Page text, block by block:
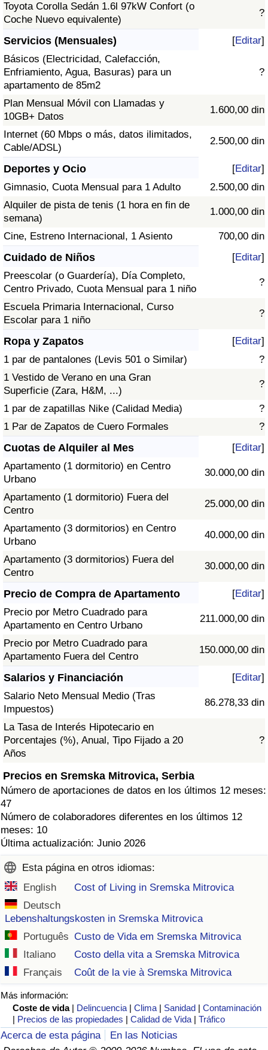
Toyota Corolla Sedán 1.6l 97kW Confort (o
Coche Nuevo equivalente)
?
Servicios (Mensuales) [Editar]
Básicos (Electricidad, Calefacción,
Enfriamiento, Agua, Basuras) para un
apartamento de 85m2
?
Plan Mensual Móvil con Llamadas y
10GB+ Datos
1.600,00 din
Internet (60 Mbps o más, datos ilimitados,
Cable/ADSL)
2.500,00 din
Deportes y Ocio [Editar]
Gimnasio, Cuota Mensual para 1 Adulto
2.500,00 din
Alquiler de pista de tenis (1 hora en fin de
semana)
1.000,00 din
Cine, Estreno Internacional, 1 Asiento 700,00 din
Cuidado de Niños [Editar]
Preescolar (o Guardería), Día Completo,
Centro Privado, Cuota Mensual para 1 niño
?
Escuela Primaria Internacional, Curso
Escolar para 1 niño
?
Ropa y Zapatos [Editar]
1 par de pantalones (Levis 501 o Similar)
?
1 Vestido de Verano en una Gran
Superficie (Zara, H&M, ...)
?
1 par de zapatillas Nike (Calidad Media)
?
1 Par de Zapatos de Cuero Formales
?
Cuotas de Alquiler al Mes [Editar]
Apartamento (1 dormitorio) en Centro
Urbano
30.000,00 din
Apartamento (1 dormitorio) Fuera del
Centro
25.000,00 din
Apartamento (3 dormitorios) en Centro
Urbano
40.000,00 din
Apartamento (3 dormitorios) Fuera del
Centro
30.000,00 din
Precio de Compra de Apartamento [Editar]
Precio por Metro Cuadrado para
Apartamento en Centro Urbano
211.000,00 din
Precio por Metro Cuadrado para
Apartamento Fuera del Centro
150.000,00 din
Salarios y Financiación [Editar]
Salario Neto Mensual Medio (Tras
Impuestos)
86.278,33 din
La Tasa de Interés Hipotecario en
Porcentajes (%), Anual, Tipo Fijado a 20
Años
?
Precios en Sremska Mitrovica, Serbia
Número de aportaciones de datos en los últimos 12 meses:
47
Número de colaboradores diferentes en los últimos 12
meses: 10
Última actualización: Junio 2026
Esta página en otros idiomas:
English
Cost of Living in Sremska Mitrovica
Deutsch
Lebenshaltungskosten in Sremska Mitrovica
Português Custo de Vida em Sremska Mitrovica
Italiano
Costo della vita a Sremska Mitrovica
Français
Coût de la vie à Sremska Mitrovica
Más información:
Coste de vida | Delincuencia |Clima | Sanidad |Contaminación
| Precios de las propiedades |Calidad de Vida |Tráfico
Acerca de esta página
En las Noticias